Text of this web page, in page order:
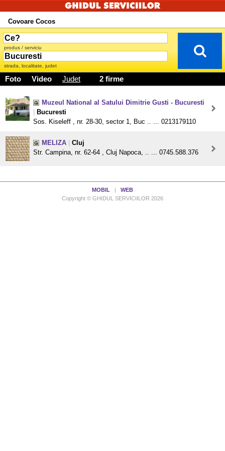
Covoare Cocos
produs / serviciu
strada, localitate, judet
Foto Video Judet 2 firme
Muzeul National al Satului Dimitrie Gusti - Bucuresti
Bucuresti
Sos. Kiseleff , nr. 28-30, sector 1, Buc .. ... 0213179110
MELIZA
Cluj
Str. Campina, nr. 62-64 , Cluj Napoca, .. ... 0745.588.376
MOBIL
WEB
Copyright © GHIDUL SERVICIILOR 2026